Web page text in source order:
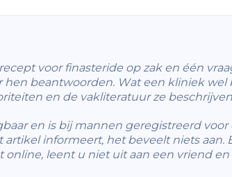
voor finasteride op zak en één
beantwoorden. Wat een kliniek wel
en de vakliteratuur ze
en is bij mannen geregistreerd
artikel informeert, het beveelt niets
leent u niet uit aan een vriend